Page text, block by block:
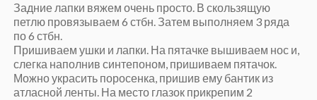
Задние лапки вяжем очень просто. В скользящую
петлю провязываем 6 стбн. Затем выполняем 3 ряда
по 6 стбн.
Пришиваем ушки и лапки. На пятачке вышиваем нос и,
слегка наполнив синтепоном, пришиваем пятачок.
Можно украсить поросенка, пришив ему бантик из
атласной ленты. На место глазок прикрепим 2